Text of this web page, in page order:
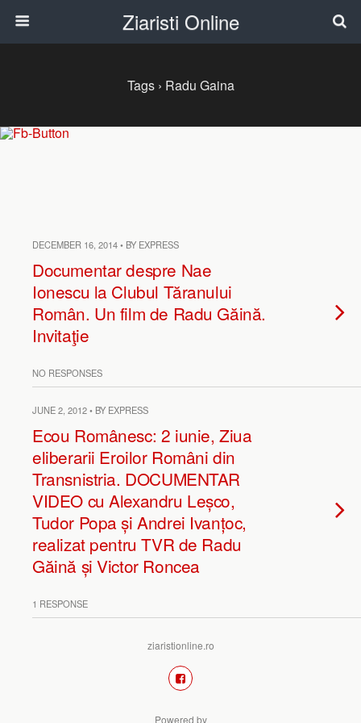
Ziaristi Online
Tags › Radu Gaina
DECEMBER 16, 2014 • BY EXPRESS
Documentar despre Nae
Ionescu la Clubul Tăranului
Român. Un film de Radu Găină.
Invitaţie
NO RESPONSES
JUNE 2, 2012 • BY EXPRESS
Ecou Românesc: 2 iunie, Ziua
eliberarii Eroilor Români din
Transnistria. DOCUMENTAR
VIDEO cu Alexandru Leșco,
Tudor Popa și Andrei Ivanțoc,
realizat pentru TVR de Radu
Găină și Victor Roncea
1 RESPONSE
ziaristionline.ro
Powered by